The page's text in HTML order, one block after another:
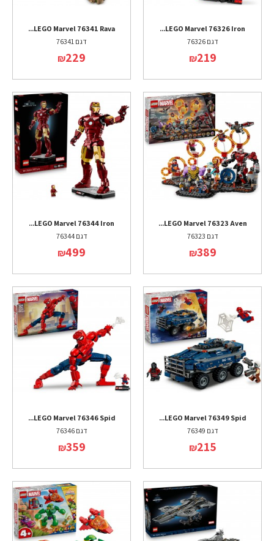
LEGO Marvel 76326 Iron...
דגם 76326
₪219
LEGO Marvel 76341 Rava...
דגם 76341
₪229
LEGO Marvel 76323 Aven...
דגם 76323
₪389
LEGO Marvel 76344 Iron...
דגם 76344
₪499
LEGO Marvel 76349 Spid...
דגם 76349
₪215
LEGO Marvel 76346 Spid...
דגם 76346
₪359